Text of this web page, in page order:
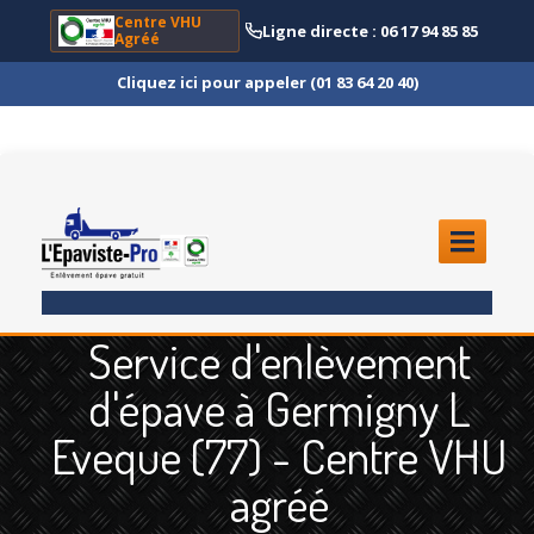
Centre VHU
Agréé
Ligne directe : 06 17 94 85 85
Cliquez ici pour appeler (01 83 64 20 40)
ENLÈVEMENTÉPAVE
Quoi?
Scooteret Moto
Camion
et Poids Lourd
Service d'enlèvement
d'épave à Germigny L
Eveque (77) - Centre VHU
agréé